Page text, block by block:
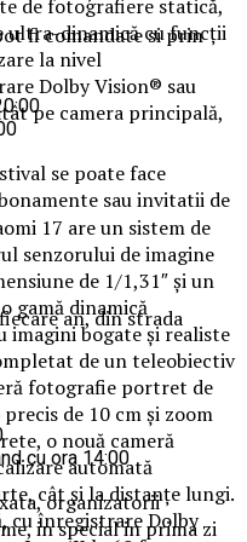
de fotografiere statică,
ultra-dinamică cu funcții
la nivel
Dolby Vision® sau
pe camera principală,
17 are un sistem de
senzorului de imagine
de 1/1,31″ și un
gamă dinamică
imagini bogate și realiste
de un teleobiectiv
fotografie portret de
de 10 cm și zoom
o nouă cameră
automată
cât și la distanțe lungi.
cu înregistrare Dolby
fi comandate si prin
se poate face
sau invitatii de
an, din strada
cu ora 14:00
organizatorii
in special in prima zi